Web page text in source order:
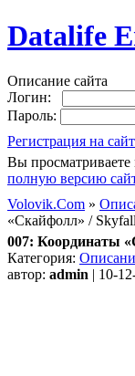
Datalife
Описание сайта
Логин:
Пароль:
Регистрация на
Вы
полную версию
Volovik.Com »
«Скайфолл» / Skyfall
007: Координаты
Категория:
автор: admin | 10-